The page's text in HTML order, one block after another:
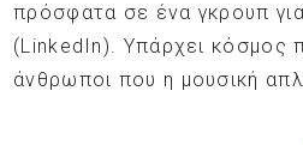
πρόσφατα σε ένα γκρουπ
(LinkedIn). Υπάρχει κόσμος
άνθρωποι που η μουσική